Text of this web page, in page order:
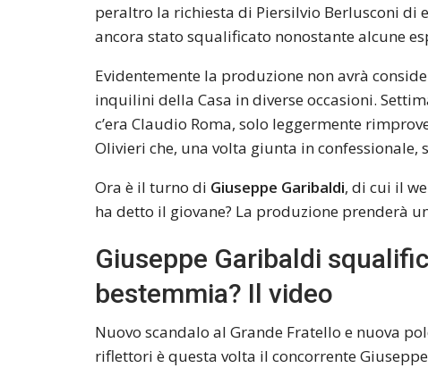
peraltro la richiesta di Piersilvio Berlusconi di
ancora stato squalificato nonostante alcune
Evidentemente la produzione non avrà
inquilini della Casa in diverse occasioni.
c’era Claudio Roma, solo leggermente
Olivieri che, una volta giunta in
Ora è il turno di Giuseppe Garibaldi, di cui il
ha detto il giovane? La produzione prenderà
Giuseppe Garibaldi
bestemmia? Il video
Nuovo scandalo al Grande Fratello e nuova
riflettori è questa volta il concorrente